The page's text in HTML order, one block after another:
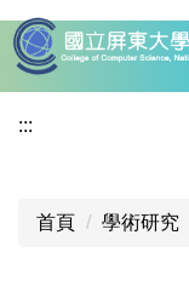
跳
到
主
內
:::
首頁 學術研究